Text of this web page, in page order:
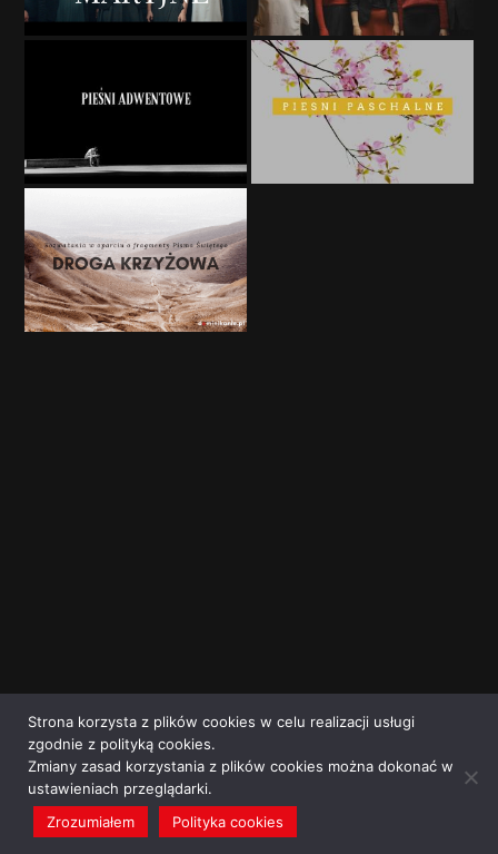
Strona korzysta z plików cookies w celu realizacji usługi
zgodnie z polityką cookies.
Zmiany zasad korzystania z plików cookies można dokonać w
ustawieniach przeglądarki.
Zrozumiałem
Polityka cookies